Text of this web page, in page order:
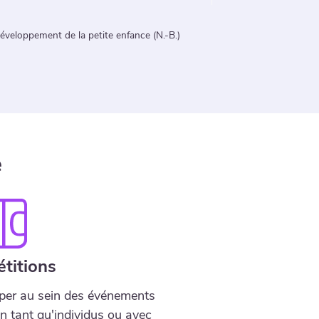
au sein des événements
tant qu'individus ou avec